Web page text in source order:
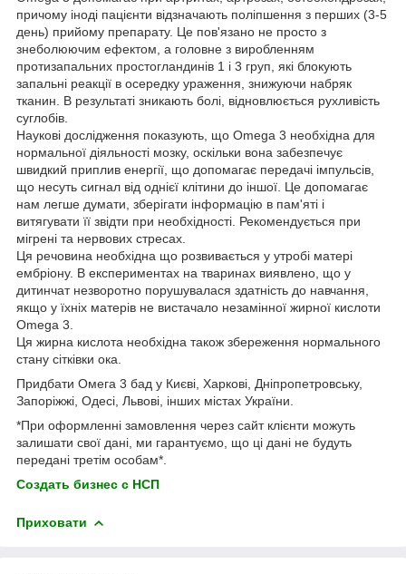
причому іноді пацієнти відзначають поліпшення з перших (3-5
день) прийому препарату. Це пов'язано не просто з
знеболюючим ефектом, а головне з виробленням
протизапальних простогландинів 1 і 3 груп, які блокують
запальні реакції в осередку ураження, знижуючи набряк
тканин. В результаті зникають болі, відновлюється рухливість
суглобів.
Наукові дослідження показують, що Omega 3 необхідна для
нормальної діяльності мозку, оскільки вона забезпечує
швидкий приплив енергії, що допомагає передачі імпульсів,
що несуть сигнал від однієї клітини до іншої. Це допомагає
нам легше думати, зберігати інформацію в пам'яті і
витягувати її звідти при необхідності. Рекомендується при
мігрені та нервових стресах.
Ця речовина необхідна що розвивається у утробі матері
ембріону. В експериментах на тваринах виявлено, що у
дитинчат незворотно порушувалася здатність до навчання,
якщо у їхніх матерів не вистачало незамінної жирної кислоти
Omega 3.
Ця жирна кислота необхідна також збереження нормального
стану сітківки ока.
Придбати Омега 3 бад у Києві, Харкові, Дніпропетровську,
Запоріжжі, Одесі, Львові, інших містах України.
*При оформленні замовлення через сайт клієнти можуть
залишати свої дані, ми гарантуємо, що ці дані не будуть
передані третім особам*.
Создать бизнес с НСП
Приховати